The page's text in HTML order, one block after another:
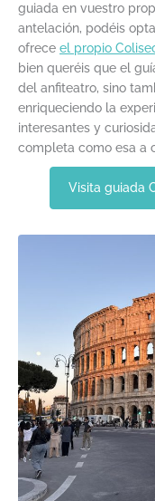
guiada en vuestro
antelación, podéis
ofrece el propio
bien queréis que el
del anfiteatro, sino
enriqueciendo la
interesantes y
completa como esa a
Visita guiada